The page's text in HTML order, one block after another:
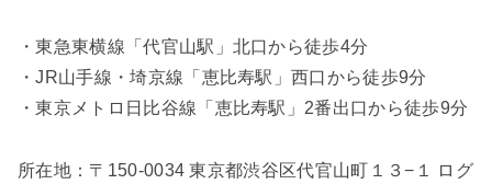
・東急東横線「代官山駅」北口から徒歩4分
・JR山手線・埼京線「恵比寿駅」西口から徒歩9分
・東京メトロ日比谷線「恵比寿駅」2番出口から徒歩9分
所在地：〒150-0034 東京都渋谷区代官山町１３−１ ログ